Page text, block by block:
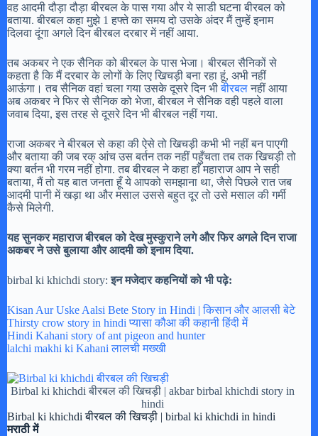
वह आदमी दौड़ा दौड़ा बीरबल के पास गया और ये साडी घटना बीरबल को
बताया. बीरबल कहा मुझे 1 हफ्ते का समय दो उसके अंदर मैं तुम्हें इनाम
दिलवा दूंगा अगले दिन बीरबल दरबार में नहीं आया.
तब अकबर ने एक सैनिक को बीरबल के पास भेजा। बीरबल सैनिकों से
कहता है कि मैं दरबार के लोगों के लिए खिचड़ी बना रहा हूं, अभी नहीं
आऊंगा। तब सैनिक वहां चला गया उसके दूसरे दिन भीबीरबलनहीं आया
अब अकबर ने फिर से सैनिक को भेजा, बीरबल ने सैनिक वही पहले वाला
जवाब दिया, इस तरह से दूसरे दिन भी बीरबल नहीं गया.
राजा अकबर ने बीरबल से कहा की ऐसे तो खिचड़ी कभी भी नहीं बन पाएगी
और बताया की जब रक् आंच उस बर्तन तक नहीं पहुँचता तब तक खिचड़ी तो
क्या बर्तन भी गरम नहीं होगा. तब बीरबल ने कहा हाँ महाराज आप ने सही
बताया, मैं तो यह बात जनता हूँ ये आपको समझाना था, जैसे पिछले रात जब
आदमी पानी में खड़ा था और मसाल उससे बहुत दूर तो उसे मसाल की गर्मी
कैसे मिलेगी.
यह सुनकर महाराज बीरबल को देख मुस्कुराने लगे और फिर अगले दिन राजा
अकबर ने उसे बुलाया और आदमी को इनाम दिया.
birbal ki khichdi story:इन मजेदार कहनियों को भी पढ़े:
Kisan Aur Uske Aalsi Bete Story in Hindi | किसान और आलसी बेटे
Thirsty crow story in hindi प्यासा कौआ की कहानी हिंदी में
Hindi Kahani story of ant pigeon and hunter
lalchi makhi ki Kahani लालची मख्खी
Birbal ki khichdi बीरबल की खिचड़ी | akbar birbal khichdi story in
hindi
Birbal ki khichdi बीरबल की खिचड़ी | birbal ki khichdi in hindi
मराठी में